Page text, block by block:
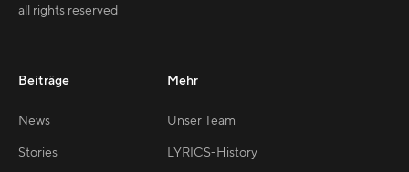
all rights reserved
Beiträge
News
Stories
Mehr
Unser Team
LYRICS-History